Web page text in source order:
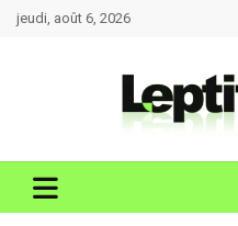
Aller
au
jeudi, août 6, 2026